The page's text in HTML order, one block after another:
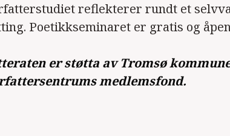
reflekterer rundt et
Poetikkseminaret er gratis og
er støtta av Tromsø
medlemsfond.